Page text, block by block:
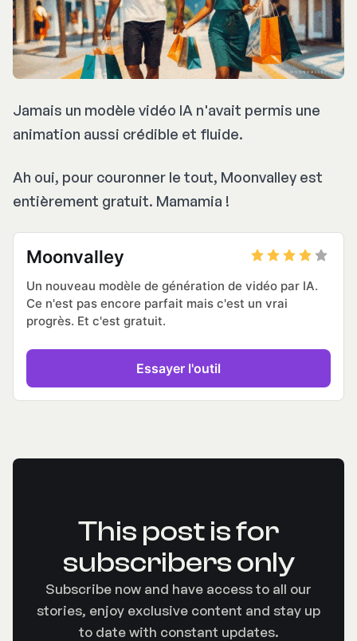
Jamais un modèle vidéo IA n'avait permis une
animation aussi crédible et fluide.
Ah oui, pour couronner le tout, Moonvalley est
entièrement gratuit. Mamamia !
Moonvalley
Un nouveau modèle de génération de vidéo par IA.
Ce n'est pas encore parfait mais c'est un vrai
progrès. Et c'est gratuit.
Essayer l'outil
This post is for
subscribers only
Subscribe now and have access to all our
stories, enjoy exclusive content and stay up
to date with constant updates.